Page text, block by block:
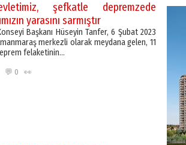
şefkatle depremzede
yarasını sarmıştır
Başkanı Hüseyin Tanfer, 6 Şubat 2023
merkezli olarak meydana gelen, 11
felaketinin…
💬 0 👀